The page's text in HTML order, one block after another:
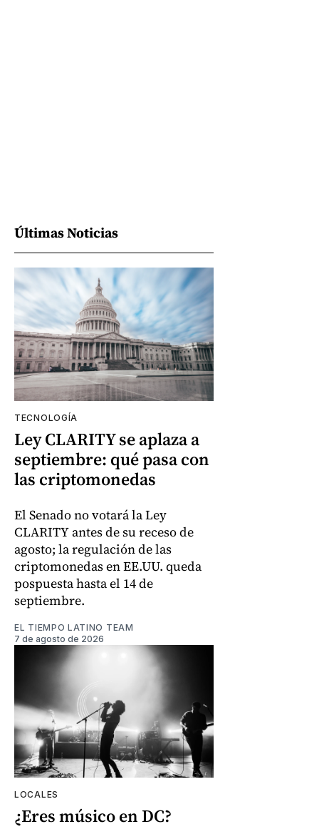
Últimas Noticias
TECNOLOGÍA
Ley CLARITY se aplaza a
septiembre: qué pasa con
las criptomonedas
El Senado no votará la Ley
CLARITY antes de su receso de
agosto; la regulación de las
criptomonedas en EE.UU. queda
pospuesta hasta el 14 de
septiembre.
EL TIEMPO LATINO TEAM
7 de agosto de 2026
LOCALES
¿Eres músico en DC?